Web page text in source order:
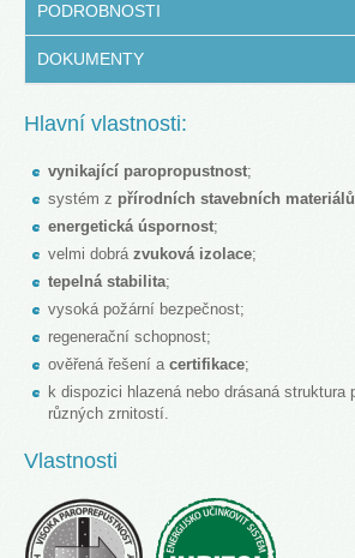
PODROBNOSTI
DOKUMENTY
Hlavní vlastnosti:
vynikající paropropustnost;
systém z přírodních stavebních materiálů
energetická úspornost;
velmi dobrá zvuková izolace;
tepelná stabilita;
vysoká požární bezpečnost;
regenerační schopnost;
ověřená řešení a certifikace;
k dispozici hlazená nebo drásaná struktura
různých zrnitostí.
Vlastnosti